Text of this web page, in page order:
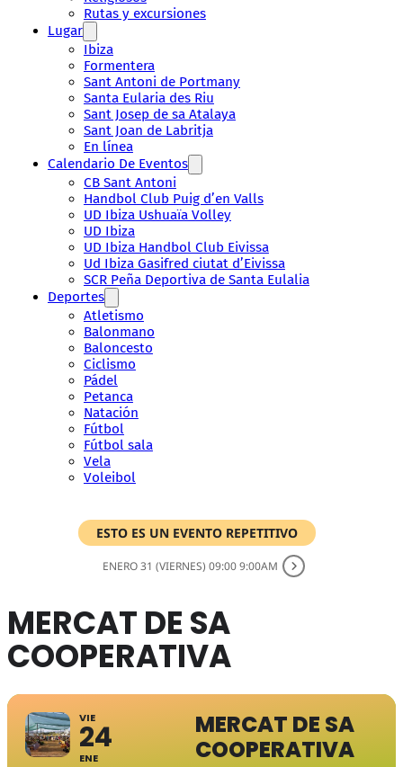
Rutas y excursiones
Lugar
Ibiza
Formentera
Sant Antoni de Portmany
Santa Eularia des Riu
Sant Josep de sa Atalaya
Sant Joan de Labritja
En línea
Calendario De Eventos
CB Sant Antoni
Handbol Club Puig d’en Valls
UD Ibiza Ushuaïa Volley
UD Ibiza
UD Ibiza Handbol Club Eivissa
Ud Ibiza Gasifred ciutat d’Eivissa
SCR Peña Deportiva de Santa Eulalia
Deportes
Atletismo
Balonmano
Baloncesto
Ciclismo
Pádel
Petanca
Natación
Fútbol
Fútbol sala
Vela
Voleibol
ESTO ES UN EVENTO REPETITIVO
ENERO 31 (VIERNES) 09:00 9:00AM
MERCAT DE SA
COOPERATIVA
VIE
24
ENE
MERCAT DE SA
COOPERATIVA